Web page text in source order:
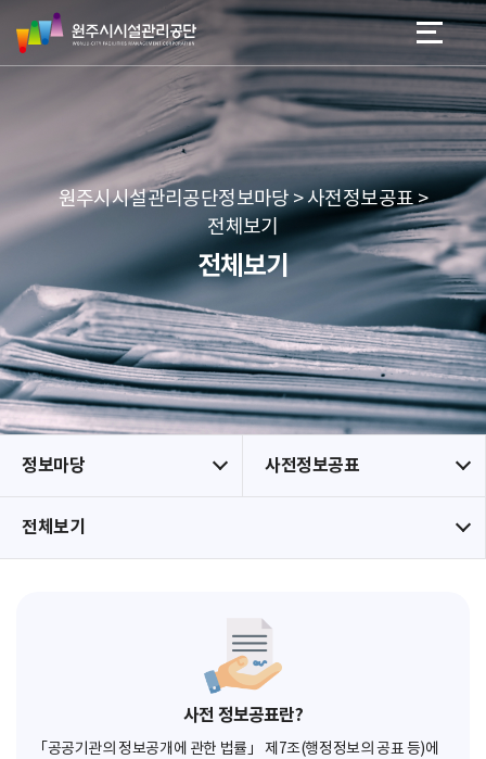
네
본문 바로가기
메뉴 바로가기
원
주
시
리
공
단
원주시시설관리공단정보마당 > 사전정보공표 >
전체보기
전체보기
정보마당 사전정보공표
전체보기
사전 정보공표란?
「공공기관의 정보공개에 관한 법률」 제7조(행정정보의 공표 등)에